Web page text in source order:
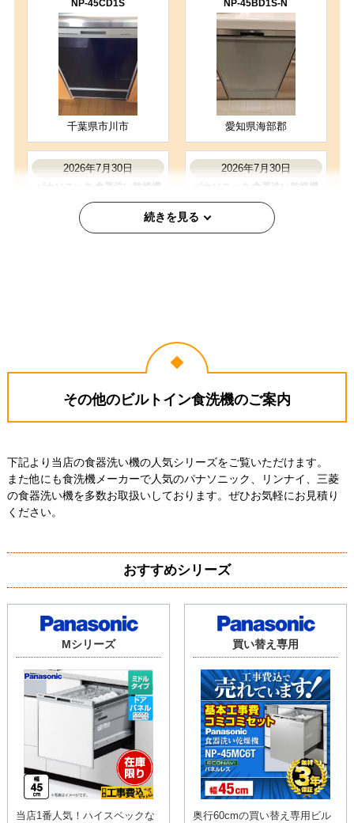
NP-45CD1S
千葉県市川市
NP-45BD1S-N
愛知県海部郡
2026年7月30日
パナソニック 食器洗い乾燥機
NP-45MD9S
2026年7月30日
パナソニック 食器洗い乾燥機
NP-45RS9S
NP-45MD9S
NP-45BD1S
工事実績をもっと見る
その他のビルトイン食洗機のご案内
下記より当店の食器洗い機の人気シリーズをご覧いただけます。
また他にも食洗機メーカーで人気のパナソニック、リンナイ、三菱
の食器洗い機を多数お取扱いしております。ぜひお気軽にお見積り
ください。
おすすめシリーズ
Mシリーズ
当店1番人気！ハイスペックな
買い替え専用
奥行60cmの買い替え専用ビル